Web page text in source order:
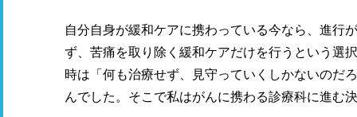
自分自身が緩和ケアに携わっている今なら、進行
ず、苦痛を取り除く緩和ケアだけを行うという選
時は「何も治療せず、見守っていくしかないの
んでした。そこで私はがんに携わる診療科に進む